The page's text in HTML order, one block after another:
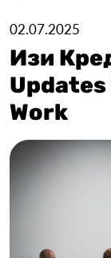
02.07.2025
Изи
Work